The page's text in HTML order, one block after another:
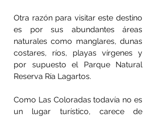
Otra razón para visitar este destino
es por sus abundantes áreas
naturales como manglares, dunas
costares, ríos, playas vírgenes y
por supuesto el Parque Natural
Reserva Ría Lagartos.
Como Las Coloradas todavía no es
un lugar turístico, carece de